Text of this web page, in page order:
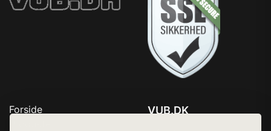
Forside
VUB.DK